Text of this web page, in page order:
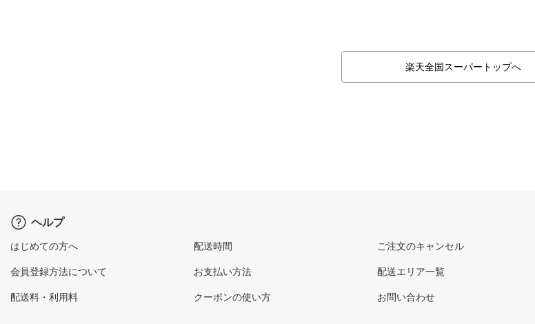
楽天全国スーパートップへ
ヘルプ
はじめての方へ
会員登録方法について
配送料・利用料
配送時間
お支払い方法
クーポンの使い方
ご注文のキャンセル
配送エリア一覧
お問い合わせ